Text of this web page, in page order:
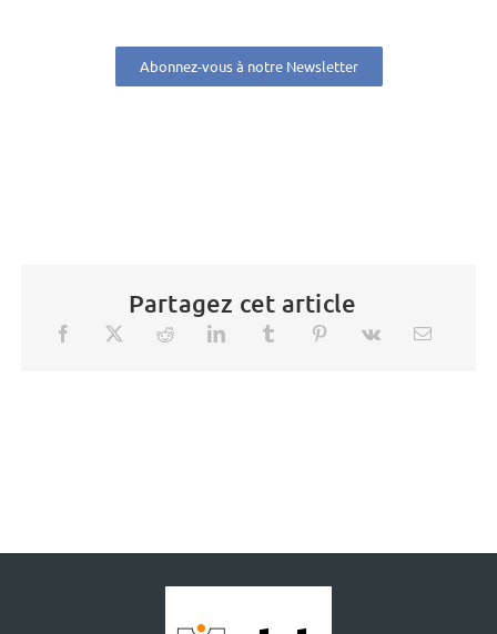
Abonnez-vous à notre Newsletter
Partagez cet article